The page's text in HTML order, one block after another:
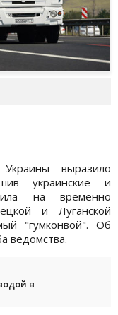
выразило
украинские и
на временно
и Луганской
"гумконвой". Об
ведомства.
в